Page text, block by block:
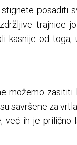
posaditi
trajnice
kasnije od toga,
možemo zasititi
savršene za
već ih je prilično